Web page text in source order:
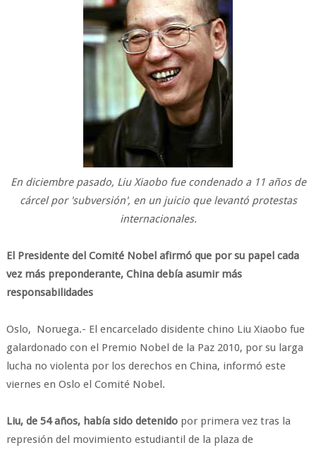
En diciembre pasado, Liu Xiaobo fue condenado a 11 años de
cárcel por 'subversión', en un juicio que levantó protestas
internacionales.
El Presidente del Comité Nobel afirmó que por su papel cada
vez más preponderante, China debía asumir más
responsabilidades
Oslo, Noruega.- El encarcelado disidente chino Liu Xiaobo fue
galardonado con el Premio Nobel de la Paz 2010, por su larga
lucha no violenta por los derechos en China, informó este
viernes en Oslo el Comité Nobel.
Liu, de 54 años, había sido detenido por primera vez tras la
represión del movimiento estudiantil de la plaza de